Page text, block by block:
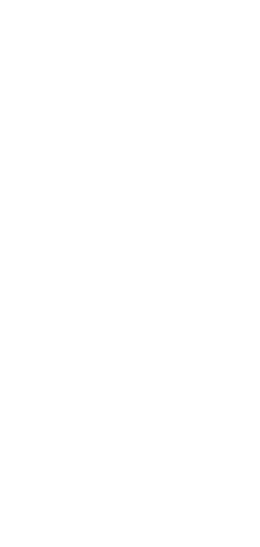
Puedes ponerte en